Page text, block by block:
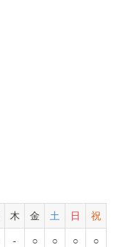
木 金 土 日 祝
- ○ ○ ○ ○